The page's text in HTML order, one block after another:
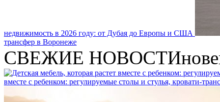
недвижимость в 2026 году: от Дубая до Европы и США
трансфер в Воронеже
СВЕЖИЕ НОВОСТИ
вместе с ребенком: регулируемые столы и стулья, кровати-